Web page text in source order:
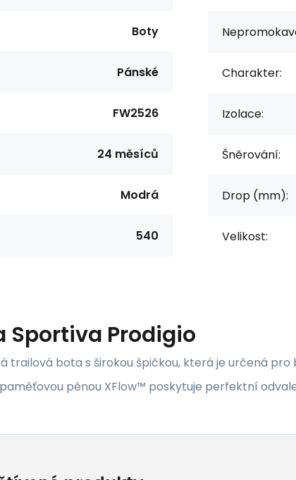
Boty
Pánské
FW2526
24 měsíců
Modrá
540
Charakter:
Izolace:
Šněrování:
Drop (mm):
Velikost:
Sportiva Prodigio
trailová bota s širokou špičkou, která je určená
paměťovou pěnou XFlow™ poskytuje perfektní